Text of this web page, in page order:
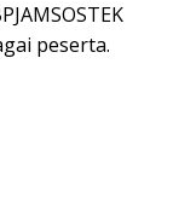
peserta.